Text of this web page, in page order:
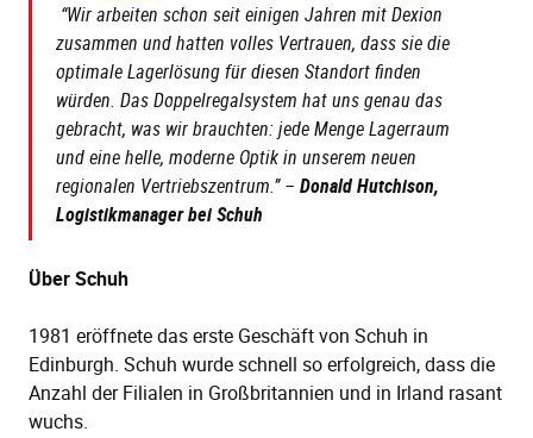
“Wir arbeiten schon seit einigen Jahren mit Dexion
zusammen und hatten volles Vertrauen, dass sie die
optimale Lagerlösung für diesen Standort finden
würden. Das Doppelregalsystem hat uns genau das
gebracht, was wir brauchten: jede Menge Lagerraum
und eine helle, moderne Optik in unserem neuen
regionalen Vertriebszentrum.” – Donald Hutchison,
Logistikmanager bei Schuh
Über Schuh
1981 eröffnete das erste Geschäft von Schuh in
Edinburgh. Schuh wurde schnell so erfolgreich, dass die
Anzahl der Filialen in Großbritannien und in Irland rasant
wuchs.